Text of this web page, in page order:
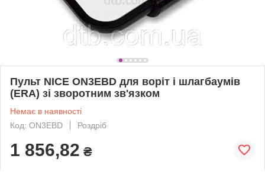
Пульт NICE ON3EBD для воріт і шлагбаумів
(ERA) зі зворотним зв'язком
Немає в наявності
Код: ON3EBD
Роздріб
1 856,82 ₴